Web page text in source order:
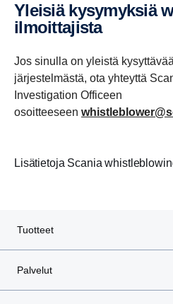
Yleisiä kysymyksiä whistleblower-​
ilmoittajista
Jos sinulla on yleistä
järjestelmästä, ota yhteyttä
Investigation Officeen
osoitteeseen
Lisätietoja Scania
Tuotteet
Palvelut